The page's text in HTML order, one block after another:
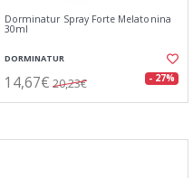
Dorminatur Spray Forte Melatonina
30ml
DORMINATUR
14,67€ 20,23€ - 27%